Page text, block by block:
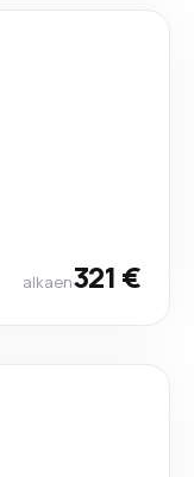
alkaen321 €